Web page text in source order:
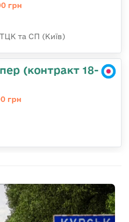
грн
та СП (Київ)
(контракт 18-
грн